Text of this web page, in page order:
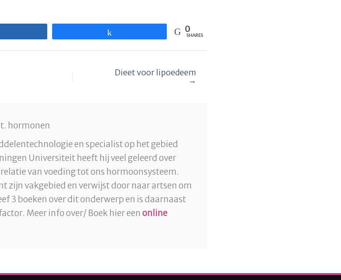
0
SHARES
Dieet voor lipoedeem
→
hormonen
en specialist op het gebied
Universiteit heeft hij veel geleerd over
van voeding tot ons hormoonsysteem.
zijn vakgebied en verwijst door naar artsen om
3 boeken over dit onderwerp en is daarnaast
Meer info over/ Boek hier een online